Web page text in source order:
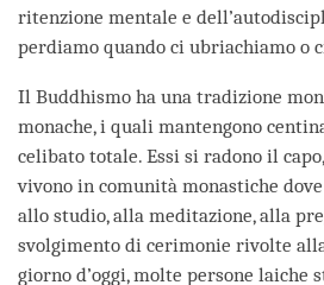
ritenzione mentale e
perdiamo quando ci ubriachiamo o
Il Buddhismo ha una tradizione
monache, i quali mantengono
celibato totale. Essi si radono il
vivono in comunità monastiche
allo studio, alla meditazione, alla
svolgimento di cerimonie rivolte
giorno d’oggi, molte persone laiche